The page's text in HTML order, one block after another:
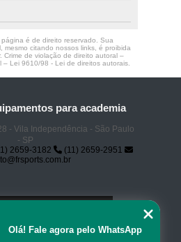
é de direito reservado. Sua
mesmo citando nossos links, é proibida
Crime de violação de direito autoral –
– Lei 9610/98 - Lei de direitos autorais.
para academia
- Vila Independência - São Paulo
- SP
2659-3182
(11) 2659-2951
Olá! Fale agora pelo WhatsApp